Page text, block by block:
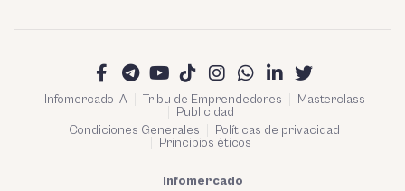
Infomercado IA Tribu de Emprendedores
Masterclass
Publicidad
Condiciones Generales
Políticas de privacidad
Principios éticos
Infomercado